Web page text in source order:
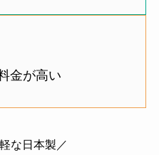
金が高い
な日本製／